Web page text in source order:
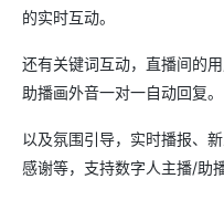
的实时互动。
还有关键词互动，直播间的
助播画外音一对一自动回复。
以及氛围引导，实时播报、
感谢等，支持数字人主播/助